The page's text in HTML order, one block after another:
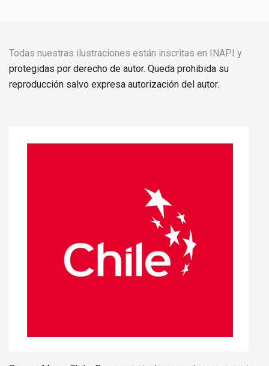
Todas nuestras ilustraciones están inscritas en INAPI y
protegidas por derecho de autor. Queda prohibida su
reproducción salvo expresa autorización del autor.